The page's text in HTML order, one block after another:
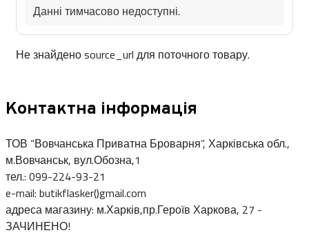
Данні тимчасово недоступні.
Не знайдено source_url для поточного товару.
Контактна інформація
ТОВ “Вовчанська Приватна Броварня”, Харківська обл.,
м.Вовчанськ, вул.Обозна,1
тел.: 099-224-93-21
e-mail: butikflasker()gmail.com
адреса магазину: м.Харків,пр.Героїв Харкова, 27 -
ЗАЧИНЕНО!